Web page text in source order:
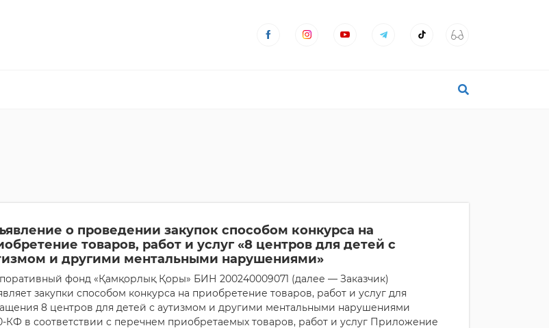
о проведении закупок способом конкурса на
товаров, работ и услуг «8 центров для детей с
и другими ментальными нарушениями»
фонд «Қамқорлық Қоры» БИН 200240009071 (далее — Заказчик)
закупки способом конкурса на приобретение товаров, работ и услуг для
8 центров для детей с аутизмом и другими ментальными нарушениями
КФ в соответствии с перечнем приобретаемых товаров, работ и услуг Приложение